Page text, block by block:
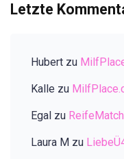
Letzte
Hubert zu
Kalle zu
Egal zu
Laura M zu